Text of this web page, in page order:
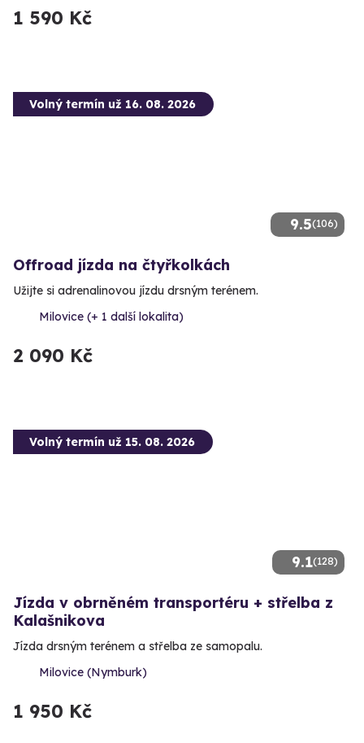
1 590 Kč
9.5(106)
Volný termín už 16. 08. 2026
Offroad jízda na čtyřkolkách
Užijte si adrenalinovou jízdu drsným terénem.
Milovice (+ 1 další lokalita)
2 090 Kč
9.1(128)
Volný termín už 15. 08. 2026
Jízda v obrněném transportéru + střelba z
Kalašnikova
Jízda drsným terénem a střelba ze samopalu.
Milovice (Nymburk)
1 950 Kč